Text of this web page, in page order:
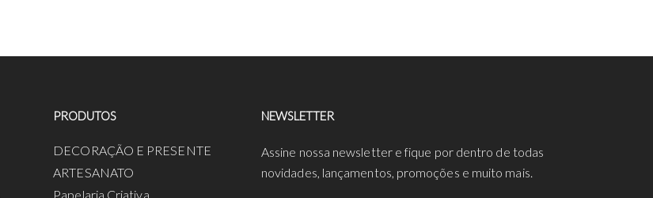
PRODUTOS
DECORAÇÃO E PRESENTE
ARTESANATO
Papelaria Criativa
NEWSLETTER
Assine nossa newsletter e fique por dentro de todas
novidades, lançamentos, promoções e muito mais.